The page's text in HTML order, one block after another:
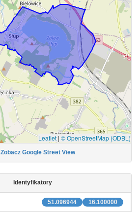
Leaflet | © OpenStreetMap (ODBL)
Zobacz Google Street View
Identyfikatory
16.100000
51.096944